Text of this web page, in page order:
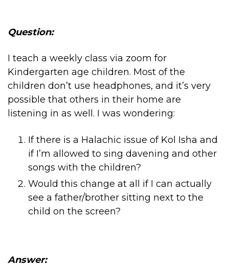
Question:
I teach a weekly class via zoom for
Kindergarten age children. Most of the
children don’t use headphones, and it’s very
possible that others in their home are
listening in as well. I was wondering:
If there is a Halachic issue of Kol Isha and
if I’m allowed to sing davening and other
songs with the children?
Would this change at all if I can actually
see a father/brother sitting next to the
child on the screen?
Answer: